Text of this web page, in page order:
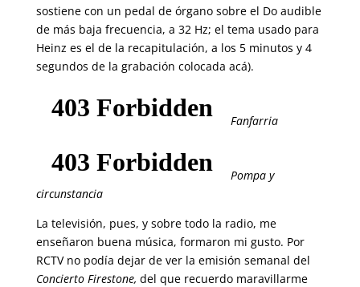
sostiene con un pedal de órgano sobre el Do audible
de más baja frecuencia, a 32 Hz; el tema usado para
Heinz es el de la recapitulación, a los 5 minutos y 4
segundos de la grabación colocada acá).
Fanfarria
Pompa y
circunstancia
La televisión, pues, y sobre todo la radio, me
enseñaron buena música, formaron mi gusto. Por
RCTV no podía dejar de ver la emisión semanal del
Concierto Firestone, del que recuerdo maravillarme